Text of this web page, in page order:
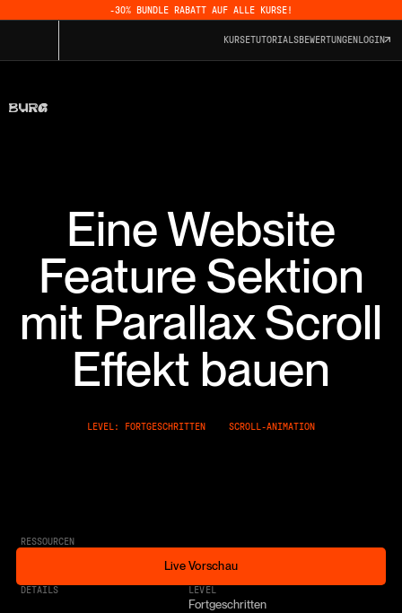
-30% BUNDLE RABATT AUF ALLE KURSE!
KURSETUTORIALSBEWERTUNGEN LOGIN
Eine Website
Feature Sektion
mit Parallax Scroll
Effekt bauen
LEVEL: FORTGESCHRITTEN SCROLL-ANIMATION
RESSOURCEN
Live Vorschau
Live Vorschau
* AFFILIATE LINK
DETAILS LEVEL
Fortgeschritten